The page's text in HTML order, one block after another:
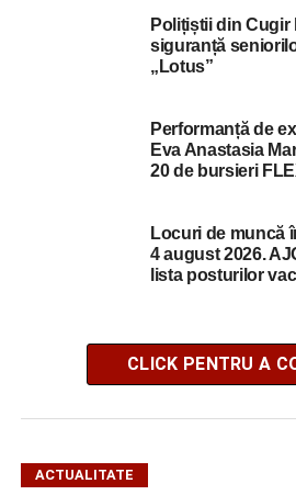
Polițiștii din Cugir
siguranță
„Lotus”
Performanță de
Eva Anastasia
20 de bursieri
Locuri de muncă
4 august 2026.
lista posturilor
CLICK PENTRU A
ACTUALITATE